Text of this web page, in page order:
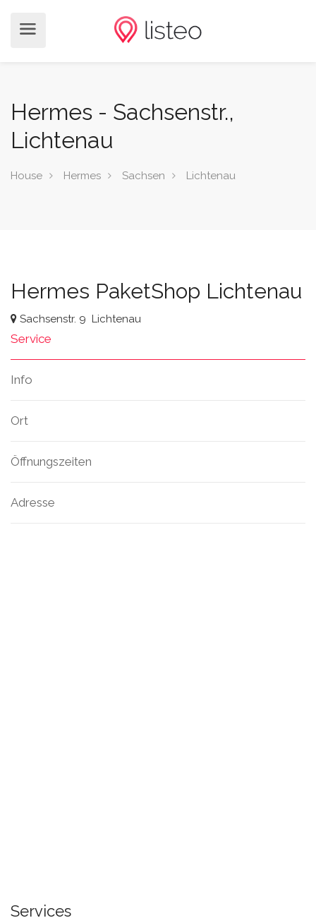
Hermes - Sachsenstr.,
Lichtenau
House Hermes Sachsen Lichtenau
Hermes PaketShop Lichtenau
Sachsenstr. 9 Lichtenau
Service
Info
Ort
Öffnungszeiten
Adresse
Services